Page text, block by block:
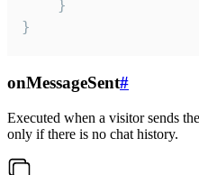
    }
}
onMessageSent#
Executed when a visitor sends
only if there is no chat history.